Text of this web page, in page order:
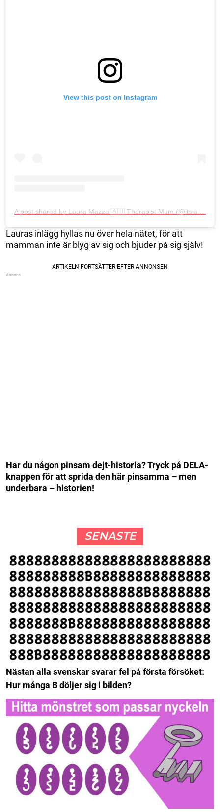
View this post on Instagram
A post shared by Laura Mazza 🇦🇺 Therapist Mum (@itslauramazza)
Lauras inlägg hyllas nu över hela nätet, för att
mamman inte är blyg av sig och bjuder på sig själv!
Har du någon pinsam dejt-historia? Tryck på DELA-
knappen för att sprida den här pinsamma – men
underbara – historien!
SENASTE
Nästan alla svenskar svarar fel på första försöket:
Hur många B döljer sig i bilden?